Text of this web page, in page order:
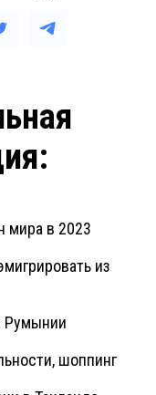
мира в 2023
из
Румынии
шоппинг